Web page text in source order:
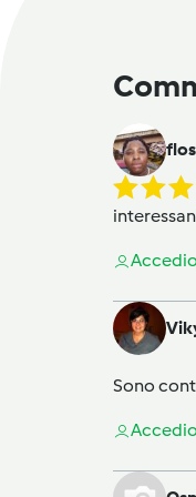
Accedio
Sono
Accedio